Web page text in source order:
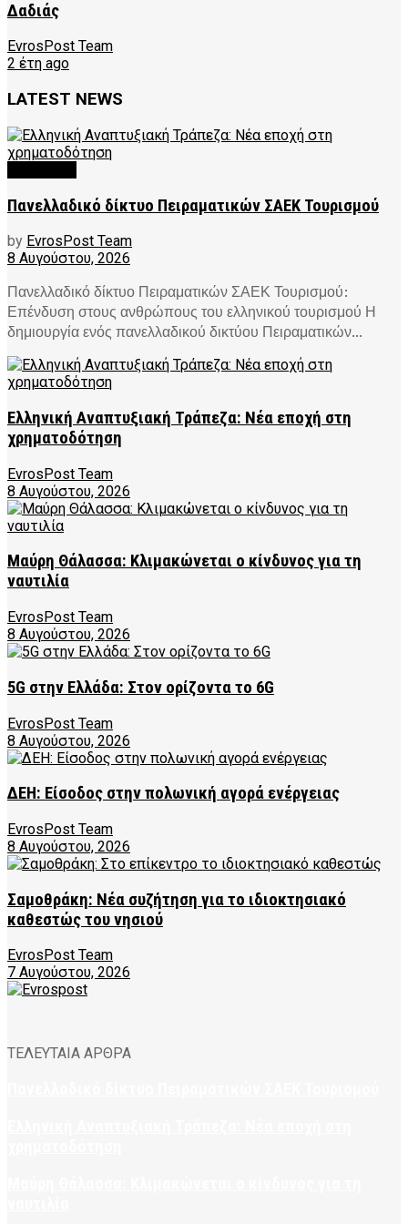
Δαδιάς
EvrosPost Team
2 έτη ago
LATEST NEWS
Πανελλαδικό δίκτυο Πειραματικών ΣΑΕΚ Τουρισμού
by EvrosPost Team
8 Αυγούστου, 2026
Πανελλαδικό δίκτυο Πειραματικών ΣΑΕΚ Τουρισμού:
Επένδυση στους ανθρώπους του ελληνικού τουρισμού Η
δημιουργία ενός πανελλαδικού δικτύου Πειραματικών...
Ελληνική Αναπτυξιακή Τράπεζα: Νέα εποχή στη
χρηματοδότηση
EvrosPost Team
8 Αυγούστου, 2026
Μαύρη Θάλασσα: Κλιμακώνεται ο κίνδυνος για τη
ναυτιλία
EvrosPost Team
8 Αυγούστου, 2026
5G στην Ελλάδα: Στον ορίζοντα το 6G
EvrosPost Team
8 Αυγούστου, 2026
ΔΕΗ: Είσοδος στην πολωνική αγορά ενέργειας
EvrosPost Team
8 Αυγούστου, 2026
Σαμοθράκη: Νέα συζήτηση για το ιδιοκτησιακό
καθεστώς του νησιού
EvrosPost Team
7 Αυγούστου, 2026
ΤΕΛΕΥΤΑΙΑ ΑΡΘΡΑ